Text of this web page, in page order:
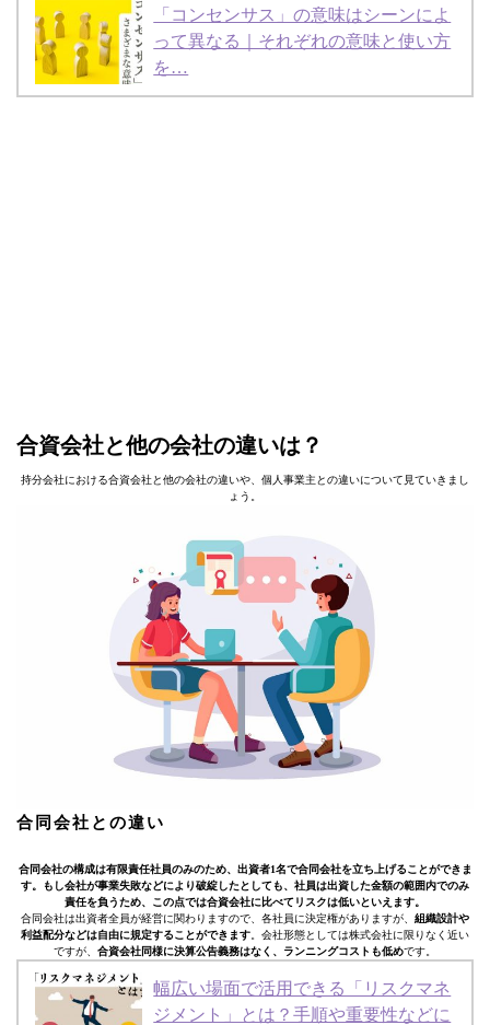
「コンセンサス」の意味はシーンによ
って異なる｜それぞれの意味と使い方
を…
合資会社と他の会社の違いは？
持分会社における合資会社と他の会社の違いや、個人事業主との違いについて見ていきまし
ょう。
合同会社との違い
合同会社の構成は有限責任社員のみのため、出資者1名で合同会社を立ち上げることができま
す。もし会社が事業失敗などにより破綻したとしても、社員は出資した金額の範囲内でのみ
責任を負うため、この点では合資会社に比べてリスクは低いといえます。
合同会社は出資者全員が経営に関わりますので、各社員に決定権がありますが、 組織設計や
利益配分などは自由に規定することができます。会社形態としては株式会社に限りなく近い
ですが、 合資会社同様に決算公告義務はなく、ランニングコストも低めです。
幅広い場面で活用できる「リスクマネ
ジメント」とは？手順や重要性などに